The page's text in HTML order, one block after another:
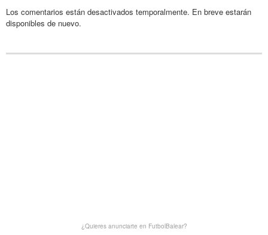
Los comentarios están desactivados temporalmente. En breve estarán
disponibles de nuevo.
¿Quieres anunciarte en FutbolBalear?